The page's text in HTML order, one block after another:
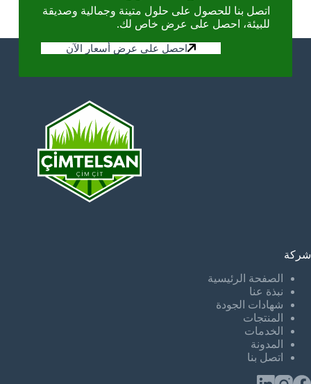
اتصل بنا للحصول على حلول متينة وجمالية وصديقة
للبيئة، احصل على عرض خاص لك.
احصل على عرض أسعار الآن
شركة
الصفحة الرئيسية
نبذة عنا
شهادات الجودة
المنتجات
الخدمات
المدونة
اتصل بنا